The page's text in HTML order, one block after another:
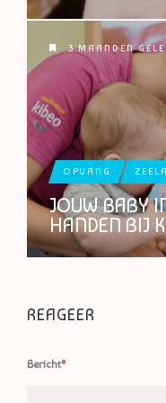
3 MAANDEN
OPVANG
JOUW BABY
HANDEN BIJ
REAGEER
Bericht*